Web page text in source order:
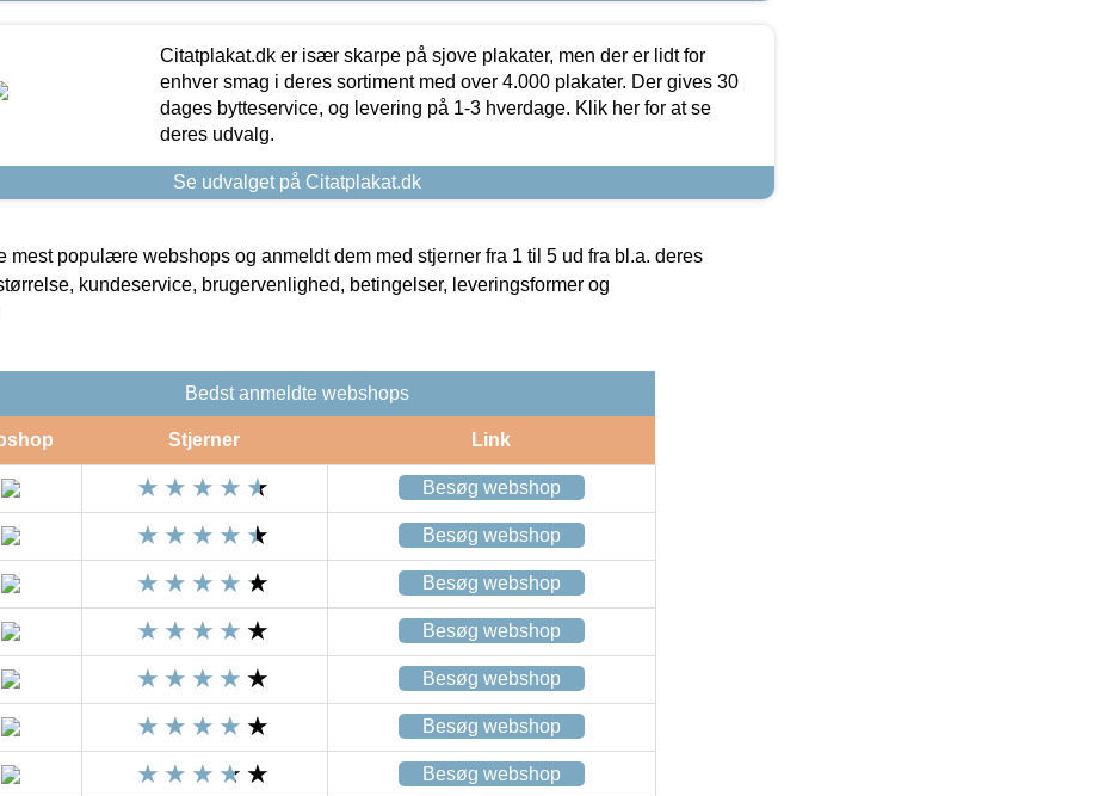
Citatplakat.dk er især skarpe på sjove plakater, men der er lidt for
enhver smag i deres sortiment med over 4.000 plakater. Der gives 30
dages bytteservice, og levering på 1-3 hverdage. Klik her for at se
deres udvalg.
Se udvalget på Citatplakat.dk
mest populære webshops og anmeldt dem med stjerner fra 1 til 5 ud fra bl.a. deres
kundeservice, brugervenlighed, betingelser, leveringsformer og
Bedst anmeldte webshops
Stjerner Link
Besøg webshop
Besøg webshop
Besøg webshop
Besøg webshop
Besøg webshop
Besøg webshop
Besøg webshop